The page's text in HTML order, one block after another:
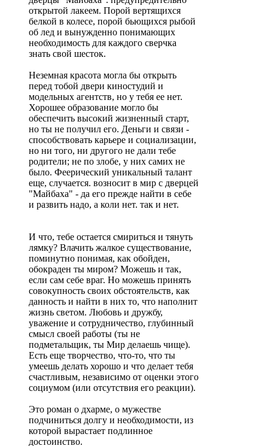
открытой лакеем. Порой вертящихся
белкой в колесе, порой бьющихся рыбой
об лед и вынужденно понимающих
необходимость для каждого сверчка
знать свой шесток.
Неземная красота могла бы открыть
перед тобой двери киностудий и
модельных агентств, но у тебя ее нет.
Хорошее образование могло бы
обеспечить высокий жизненный старт,
но ты не получил его. Деньги и связи -
способствовать карьере и социализации,
но ни того, ни другого не дали тебе
родители; не по злобе, у них самих не
было. Феерический уникальный талант
еще, случается. возносит в мир с дверцей
"Майбаха" - да его прежде найти в себе
и развить надо, а коли нет. так и нет.
И что, тебе остается смириться и тянуть
лямку? Влачить жалкое существование,
поминутно понимая, как обойден,
обокраден ты миром? Можешь и так,
если сам себе враг. Но можешь принять
совокупность своих обстоятельств, как
данность и найти в них то, что наполнит
жизнь светом. Любовь и дружбу,
уважение и сотрудничество, глубинный
смысл своей работы (ты не
подметальщик, ты Мир делаешь чище).
Есть еще творчество, что-то, что ты
умеешь делать хорошо и что делает тебя
счастливым, независимо от оценки этого
социумом (или отсутствия его реакции).
Это роман о дхарме, о мужестве
подчиниться долгу и необходимости, из
которой вырастает подлинное
достоинство.